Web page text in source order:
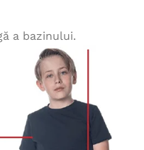
a bazinului.